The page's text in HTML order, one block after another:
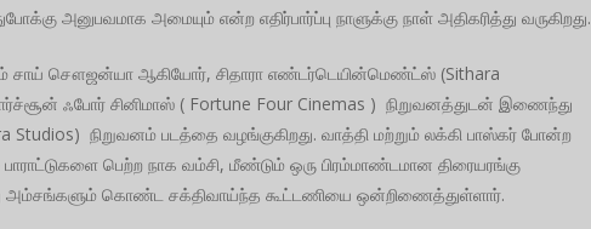
அனுபவமாக அமையும் என்ற எதிர்பார்ப்பு நாளுக்கு நாள் அதிகரித்து வருகிறது.
சாய் சௌஜன்யா ஆகியோர், சிதாரா எண்டர்டெயின்மெண்ட்ஸ் (Sithara
ஃபோர் சினிமாஸ் ( Fortune Four Cinemas ) நிறுவனத்துடன் இணைந்து
Studios) நிறுவனம் படத்தை வழங்குகிறது. வாத்தி மற்றும் லக்கி பாஸ்கர் போன்ற
பெற்ற நாக வம்சி, மீண்டும் ஒரு பிரம்மாண்டமான திரையரங்கு
கொண்ட சக்திவாய்ந்த கூட்டணியை ஒன்றிணைத்துள்ளார்.